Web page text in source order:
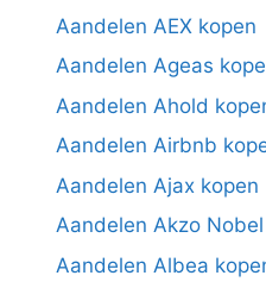
Aandelen AEX kopen
Aandelen Ageas
Aandelen Ahold
Aandelen Airbnb
Aandelen Ajax kopen
Aandelen Akzo
Aandelen Albea